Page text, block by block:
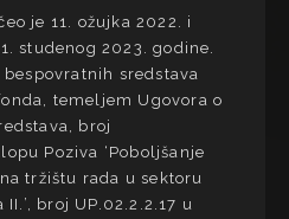
je 11. ožujka 2022. i
studenog 2023. godine.
sredstava
temeljem Ugovora o
broj
Poziva ‘Poboljšanje
tržištu rada u sektoru
broj UP.02.2.2.17 u